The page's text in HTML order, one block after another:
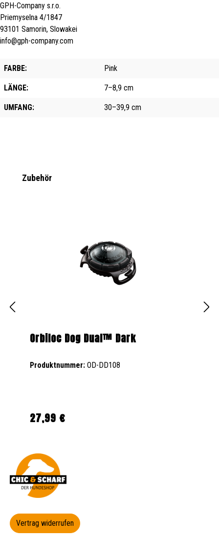
GPH-Company s.r.o.
Priemyselna 4/1847
93101 Samorin, Slowakei
info@gph-company.com
FARBE: Pink
LÄNGE: 7–8,9 cm
UMFANG: 30–39,9 cm
Produktgalerie überspringen
Zubehör
Orbiloc Dog Dual™ Dark
Produktnummer: OD-DD108
Regulärer Preis:
27,99 €
Vertrag widerrufen